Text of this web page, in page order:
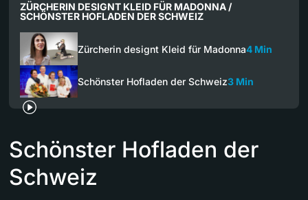
ZÜRCHERIN DESIGNT KLEID FÜR MADONNA /
SCHÖNSTER HOFLADEN DER SCHWEIZ
Zürcherin designt Kleid für Madonna4 Min
Schönster Hofladen der Schweiz3 Min
Schönster Hofladen der
Schweiz